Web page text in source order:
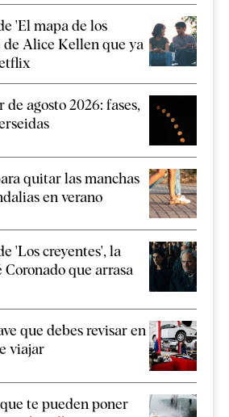
'El mapa de los
de Alice Kellen que ya
agosto 2026: fases,
quitar las manchas
en verano
'Los creyentes', la
Coronado que arrasa
que debes revisar en
viajar
te pueden poner